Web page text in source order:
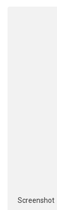
Screenshot